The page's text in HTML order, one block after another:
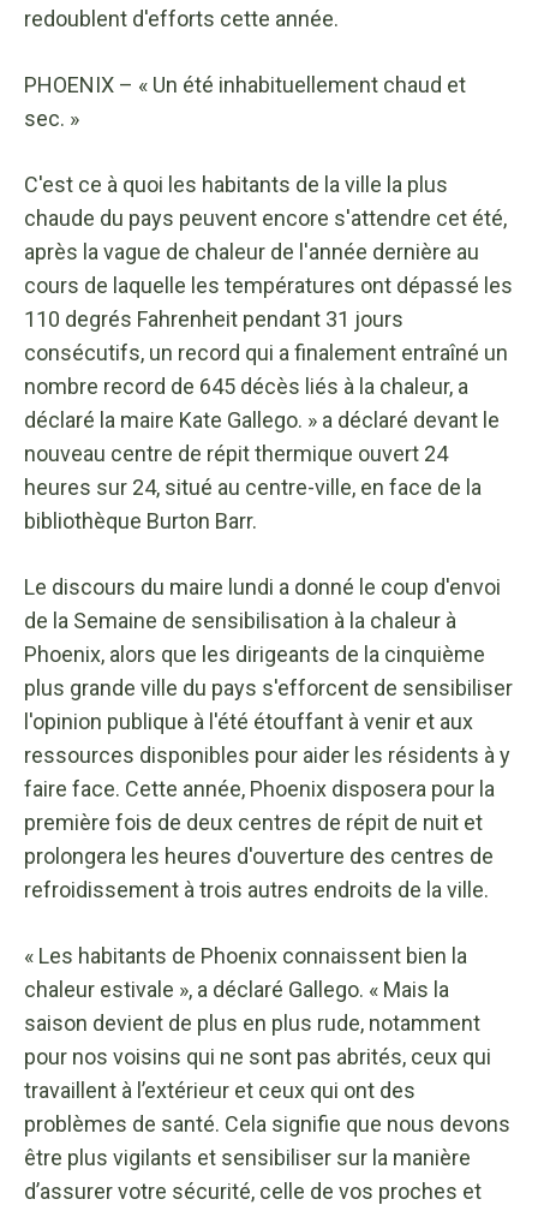
redoublent d'efforts cette année.
PHOENIX – « Un été inhabituellement chaud et
sec. »
C'est ce à quoi les habitants de la ville la plus
chaude du pays peuvent encore s'attendre cet été,
après la vague de chaleur de l'année dernière au
cours de laquelle les températures ont dépassé les
110 degrés Fahrenheit pendant 31 jours
consécutifs, un record qui a finalement entraîné un
nombre record de 645 décès liés à la chaleur, a
déclaré la maire Kate Gallego. » a déclaré devant le
nouveau centre de répit thermique ouvert 24
heures sur 24, situé au centre-ville, en face de la
bibliothèque Burton Barr.
Le discours du maire lundi a donné le coup d'envoi
de la Semaine de sensibilisation à la chaleur à
Phoenix, alors que les dirigeants de la cinquième
plus grande ville du pays s'efforcent de sensibiliser
l'opinion publique à l'été étouffant à venir et aux
ressources disponibles pour aider les résidents à y
faire face. Cette année, Phoenix disposera pour la
première fois de deux centres de répit de nuit et
prolongera les heures d'ouverture des centres de
refroidissement à trois autres endroits de la ville.
« Les habitants de Phoenix connaissent bien la
chaleur estivale », a déclaré Gallego. « Mais la
saison devient de plus en plus rude, notamment
pour nos voisins qui ne sont pas abrités, ceux qui
travaillent à l’extérieur et ceux qui ont des
problèmes de santé. Cela signifie que nous devons
être plus vigilants et sensibiliser sur la manière
d’assurer votre sécurité, celle de vos proches et